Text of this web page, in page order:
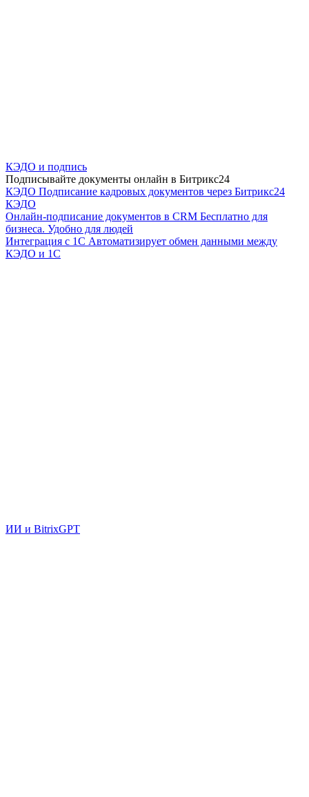
КЭДО и подпись
Подписывайте документы онлайн в Битрикс24
КЭДО Подписание кадровых документов через Битрикс24
КЭДО
Онлайн-подписание документов в CRM Бесплатно для
бизнеса. Удобно для людей
Интеграция с 1С Автоматизирует обмен данными между
КЭДО и 1С
ИИ и BitrixGPT